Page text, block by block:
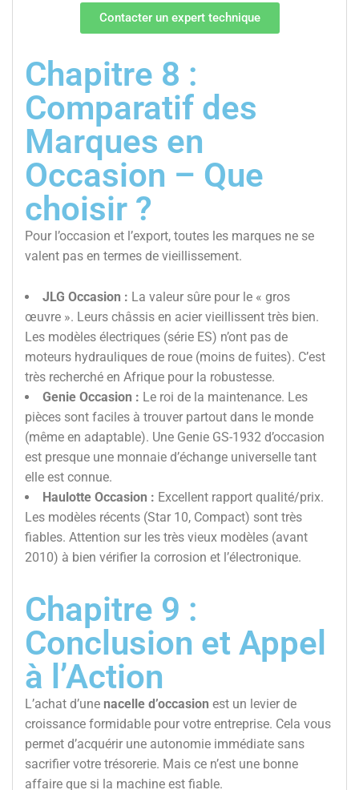
Contacter un expert technique
Chapitre 8 :
Comparatif des
Marques en
Occasion – Que
choisir ?
Pour l’occasion et l’export, toutes les marques ne se
valent pas en termes de vieillissement.
JLG Occasion : La valeur sûre pour le « gros
œuvre ». Leurs châssis en acier vieillissent très bien.
Les modèles électriques (série ES) n’ont pas de
moteurs hydrauliques de roue (moins de fuites). C’est
très recherché en Afrique pour la robustesse.
Genie Occasion : Le roi de la maintenance. Les
pièces sont faciles à trouver partout dans le monde
(même en adaptable). Une Genie GS-1932 d’occasion
est presque une monnaie d’échange universelle tant
elle est connue.
Haulotte Occasion : Excellent rapport qualité/prix.
Les modèles récents (Star 10, Compact) sont très
fiables. Attention sur les très vieux modèles (avant
2010) à bien vérifier la corrosion et l’électronique.
Chapitre 9 :
Conclusion et Appel
à l’Action
L’achat d’une nacelle d’occasion est un levier de
croissance formidable pour votre entreprise. Cela vous
permet d’acquérir une autonomie immédiate sans
sacrifier votre trésorerie. Mais ce n’est une bonne
affaire que si la machine est fiable.